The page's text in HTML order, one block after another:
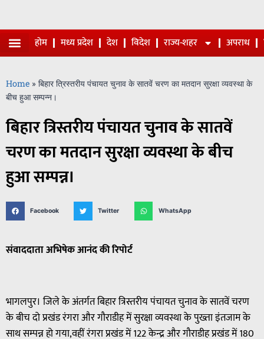
होम मध्य प्रदेश देश विदेश राज्य-शहर अपराध
Home » बिहार त्रिस्तरीय पंचायत चुनाव के सातवें चरण का मतदान सुरक्षा व्यवस्था के
बीच हुआ सम्पन्न।
बिहार त्रिस्तरीय पंचायत चुनाव के सातवें
चरण का मतदान सुरक्षा व्यवस्था के बीच
हुआ सम्पन्न।
Facebook Twitter WhatsApp
संवाददाता अभिषेक आनंद की रिपोर्ट
भागलपुर। जिले के अंतर्गत बिहार त्रिस्तरीय पंचायत चुनाव के सातवें चरण
के बीच दो प्रखंड रंगरा और गौराडीह में सुरक्षा व्यवस्था के पुख्ता इंतजाम के
साथ सम्पन्न हो गया,वहीं रंगरा प्रखंड में 122 केन्द्र और गौराडीह प्रखंड में 180